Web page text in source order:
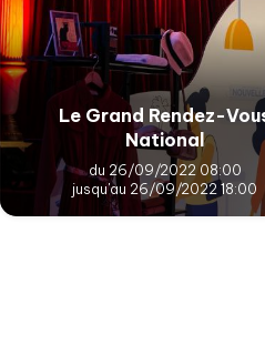
Le Grand Rendez-
National
du 26/09/2022 08:00
jusqu'au 26/09/2022 18:00